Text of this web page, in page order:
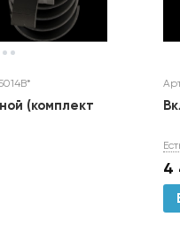
(комплект
4